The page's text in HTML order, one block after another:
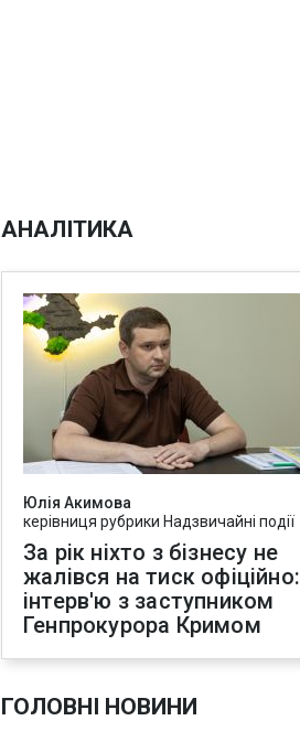
АНАЛІТИКА
Юлія Акимова
керівниця рубрики Надзвичайні події
За рік ніхто з бізнесу не
жалівся на тиск офіційно:
інтерв'ю з заступником
Генпрокурора Кримом
ГОЛОВНІ НОВИНИ